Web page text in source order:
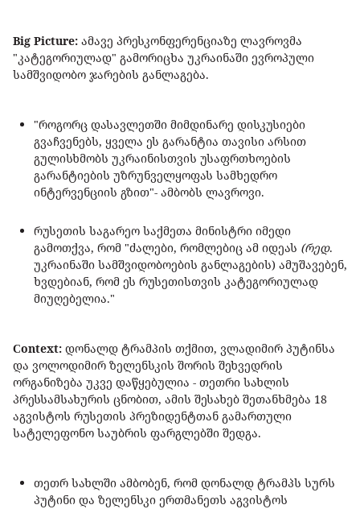
Big Picture: ამავე პრესკონფერენციაზე ლავროვმა
"კატეგორიულად" გამორიცხა უკრაინაში ევროპული
სამშვიდობო ჯარების განლაგება.
"როგორც დასავლეთში მიმდინარე დისკუსიები
გვაჩვენებს, ყველა ეს გარანტია თავისი არსით
გულისხმობს უკრაინისთვის უსაფრთხოების
გარანტიების უზრუნველყოფას სამხედრო
ინტერვენციის გზით"- ამბობს ლავროვი.
რუსეთის საგარეო საქმეთა მინისტრი იმედი
გამოთქვა, რომ "ძალები, რომლებიც ამ იდეას (რედ.
უკრაინაში სამშვიდობოების განლაგების) ამუშავებენ,
ხვდებიან, რომ ეს რუსეთისთვის კატეგორიულად
მიუღებელია."
Сontext: დონალდ ტრამპის თქმით, ვლადიმირ პუტინსა
და ვოლოდიმირ ზელენსკის შორის შეხვედრის
ორგანიზება უკვე დაწყებულია - თეთრი სახლის
პრესსამსახურის ცნობით, ამის შესახებ შეთანხმება 18
აგვისტოს რუსეთის პრეზიდენტთან გამართული
სატელეფონო საუბრის ფარგლებში შედგა.
თეთრ სახლში ამბობენ, რომ დონალდ ტრამპს სურს
პუტინი და ზელენსკი ერთმანეთს აგვისტოს